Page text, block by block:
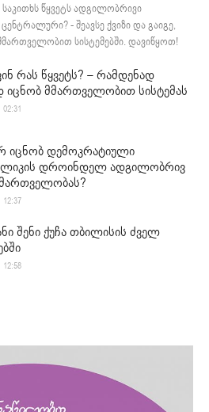
წყვეტს ადგილობრივი
- შეავსე ქვიზი და გაიგე,
სისტემებში. დავიწყოთ!
რას წყვეტს? – რამდენად
იცნობ მმართველობით სისტემას
02:31
დემოკრატიული
დროინდელ ადგილობრივ
12:37
შენი ქუჩა თბილისის ძველ
12:58